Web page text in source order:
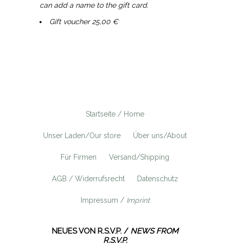
can add a name to the gift card.
Gift voucher 25,00 €
Startseite / Home
Unser Laden/Our store Über uns/About
Für Firmen Versand/Shipping
AGB / Widerrufsrecht Datenschutz
Impressum / Imprint
NEUES VON R.S.V.P. / NEWS FROM
R.S.V.P.